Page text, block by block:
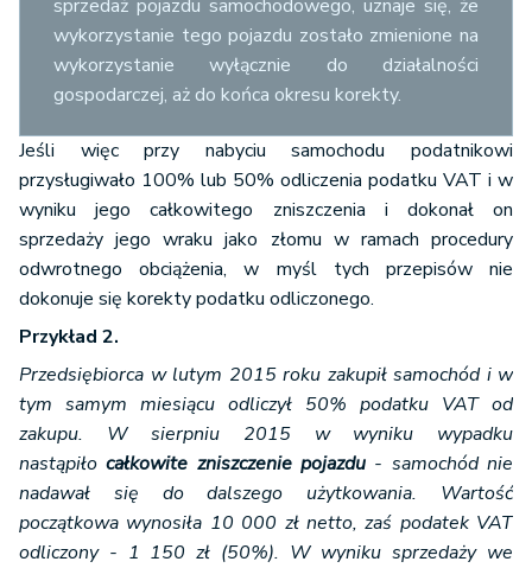
sprzedaż pojazdu samochodowego, uznaje się, że
wykorzystanie tego pojazdu zostało zmienione na
wykorzystanie wyłącznie do działalności
gospodarczej, aż do końca okresu korekty.
Jeśli więc przy nabyciu samochodu podatnikowi
przysługiwało 100% lub 50% odliczenia podatku VAT i w
wyniku jego całkowitego zniszczenia i dokonał on
sprzedaży jego wraku jako złomu w ramach procedury
odwrotnego obciążenia, w myśl tych przepisów nie
dokonuje się korekty podatku odliczonego.
Przykład 2.
Przedsiębiorca w lutym 2015 roku zakupił samochód i w
tym samym miesiącu odliczył 50% podatku VAT od
zakupu. W sierpniu 2015 w wyniku wypadku
nastąpiło całkowite zniszczenie pojazdu - samochód nie
nadawał się do dalszego użytkowania. Wartość
początkowa wynosiła 10 000 zł netto, zaś podatek VAT
odliczony - 1 150 zł (50%). W wyniku sprzedaży we